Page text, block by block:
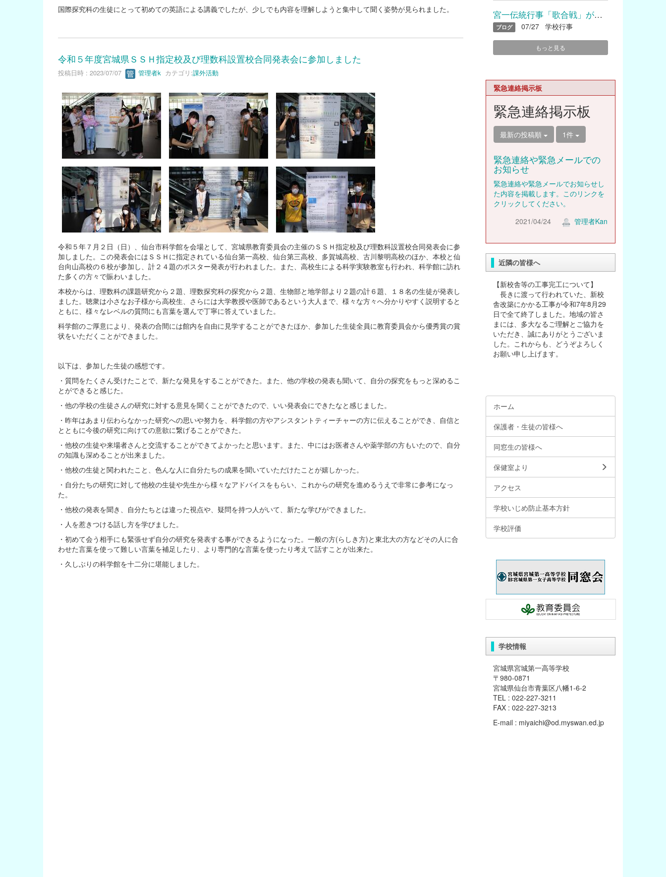
国際探究科の生徒にとって初めての英語による講義でしたが、少しでも内容を理解しようと集中して聞く姿勢が見られました。
令和５年度宮城県ＳＳＨ指定校及び理数科設置校合同発表会に参加しました
投稿日時 : 2023/07/07 管理者k カテゴリ:課外活動
令和５年７月２日（日）、仙台市科学館を会場として、宮城県教育委員会の主催のＳＳＨ指定校及び理数科設置校合同発表会に参
加しました。この発表会にはＳＳＨに指定されている仙台第一高校、仙台第三高校、多賀城高校、古川黎明高校のほか、本校と仙
台向山高校の６校が参加し、計２４題のポスター発表が行われました。また、高校生による科学実験教室も行われ、科学館に訪れ
た多くの方々で賑わいました。
本校からは、理数科の課題研究から２題、理数探究科の探究から２題、生物部と地学部より２題の計６題、１８名の生徒が発表し
ました。聴衆は小さなお子様から高校生、さらには大学教授や医師であるという大人まで、様々な方々へ分かりやすく説明すると
ともに、様々なレベルの質問にも言葉を選んで丁寧に答えていました。
科学館のご厚意により、発表の合間には館内を自由に見学することができたほか、参加した生徒全員に教育委員会から優秀賞の賞
状をいただくことができました。
以下は、参加した生徒の感想です。
・質問をたくさん受けたことで、新たな発見をすることができた。また、他の学校の発表も聞いて、自分の探究をもっと深めるこ
とができると感じた。
・他の学校の生徒さんの研究に対する意見を聞くことができたので、いい発表会にできたなと感じました。
・昨年はあまり伝わらなかった研究への思いや努力を、科学館の方やアシスタントティーチャーの方に伝えることができ、自信と
とともに今後の研究に向けての意欲に繋げることができた。
・他校の生徒や来場者さんと交流することができてよかったと思います。また、中にはお医者さんや薬学部の方もいたので、自分
の知識も深めることが出来ました。
・他校の生徒と関われたこと、色んな人に自分たちの成果を聞いていただけたことが嬉しかった。
・自分たちの研究に対して他校の生徒や先生から様々なアドバイスをもらい、これからの研究を進めるうえで非常に参考になっ
た。
・他校の発表を聞き、自分たちとは違った視点や、疑問を持つ人がいて、新たな学びができました。
・人を惹きつける話し方を学びました。
・初めて会う相手にも緊張せず自分の研究を発表する事ができるようになった。一般の方(らしき方)と東北大の方などその人に合
わせた言葉を使って難しい言葉を補足したり、より専門的な言葉を使ったり考えて話すことが出来た。
・久しぶりの科学館を十二分に堪能しました。
宮一伝統行事「歌合戦」が開催されました
ブログ 07/27 学校行事
もっと見る
緊急連絡掲示板
緊急連絡掲示板
最新の投稿順 1件
緊急連絡や緊急メールでの
お知らせ
緊急連絡や緊急メールでお知らせし
た内容を掲載します。このリンクを
クリックしてください。
2021/04/24
管理者Kan
近隣の皆様へ
【新校舎等の工事完工について】
長きに渡って行われていた、新校
舎改築にかかる工事が令和7年8月29
日で全て終了しました。地域の皆さ
まには、多大なるご理解とご協力を
いただき、誠にありがとうございま
した。これからも、どうぞよろしく
お願い申し上げます。
ホーム
保護者・生徒の皆様へ
同窓生の皆様へ
保健室より
アクセス
学校いじめ防止基本方針
学校評価
学校情報
宮城県宮城第一高等学校
〒980-0871
宮城県仙台市青葉区八幡1-6-2
TEL : 022-227-3211
FAX : 022-227-3213
E-mail : miyaichi@od.myswan.ed.jp